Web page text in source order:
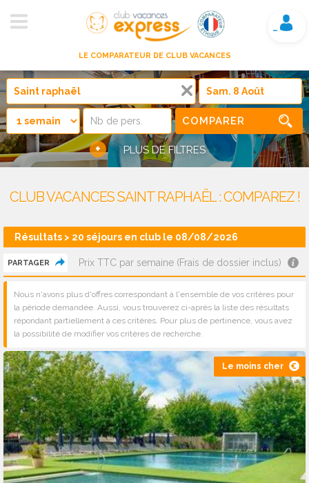
LE COMPARATEUR DE CLUB VACANCES
Mon compte
COMPARER
+ PLUS DE FILTRES
CLUB VACANCES SAINT RAPHAËL : COMPAREZ !
Résultats > 20 séjours en club le 08/08/2026
PARTAGER Prix TTC par semaine (Frais de dossier inclus)
Nous n'avons plus d'offres correspondant à l'ensemble de vos critères pour
la période demandée. Aussi, vous trouverez ci-après la liste des résultats
répondant partiellement à ces critères. Pour plus de pertinence, vous avez
la possibilité de modifier vos critères de recherche.
Le moins cher